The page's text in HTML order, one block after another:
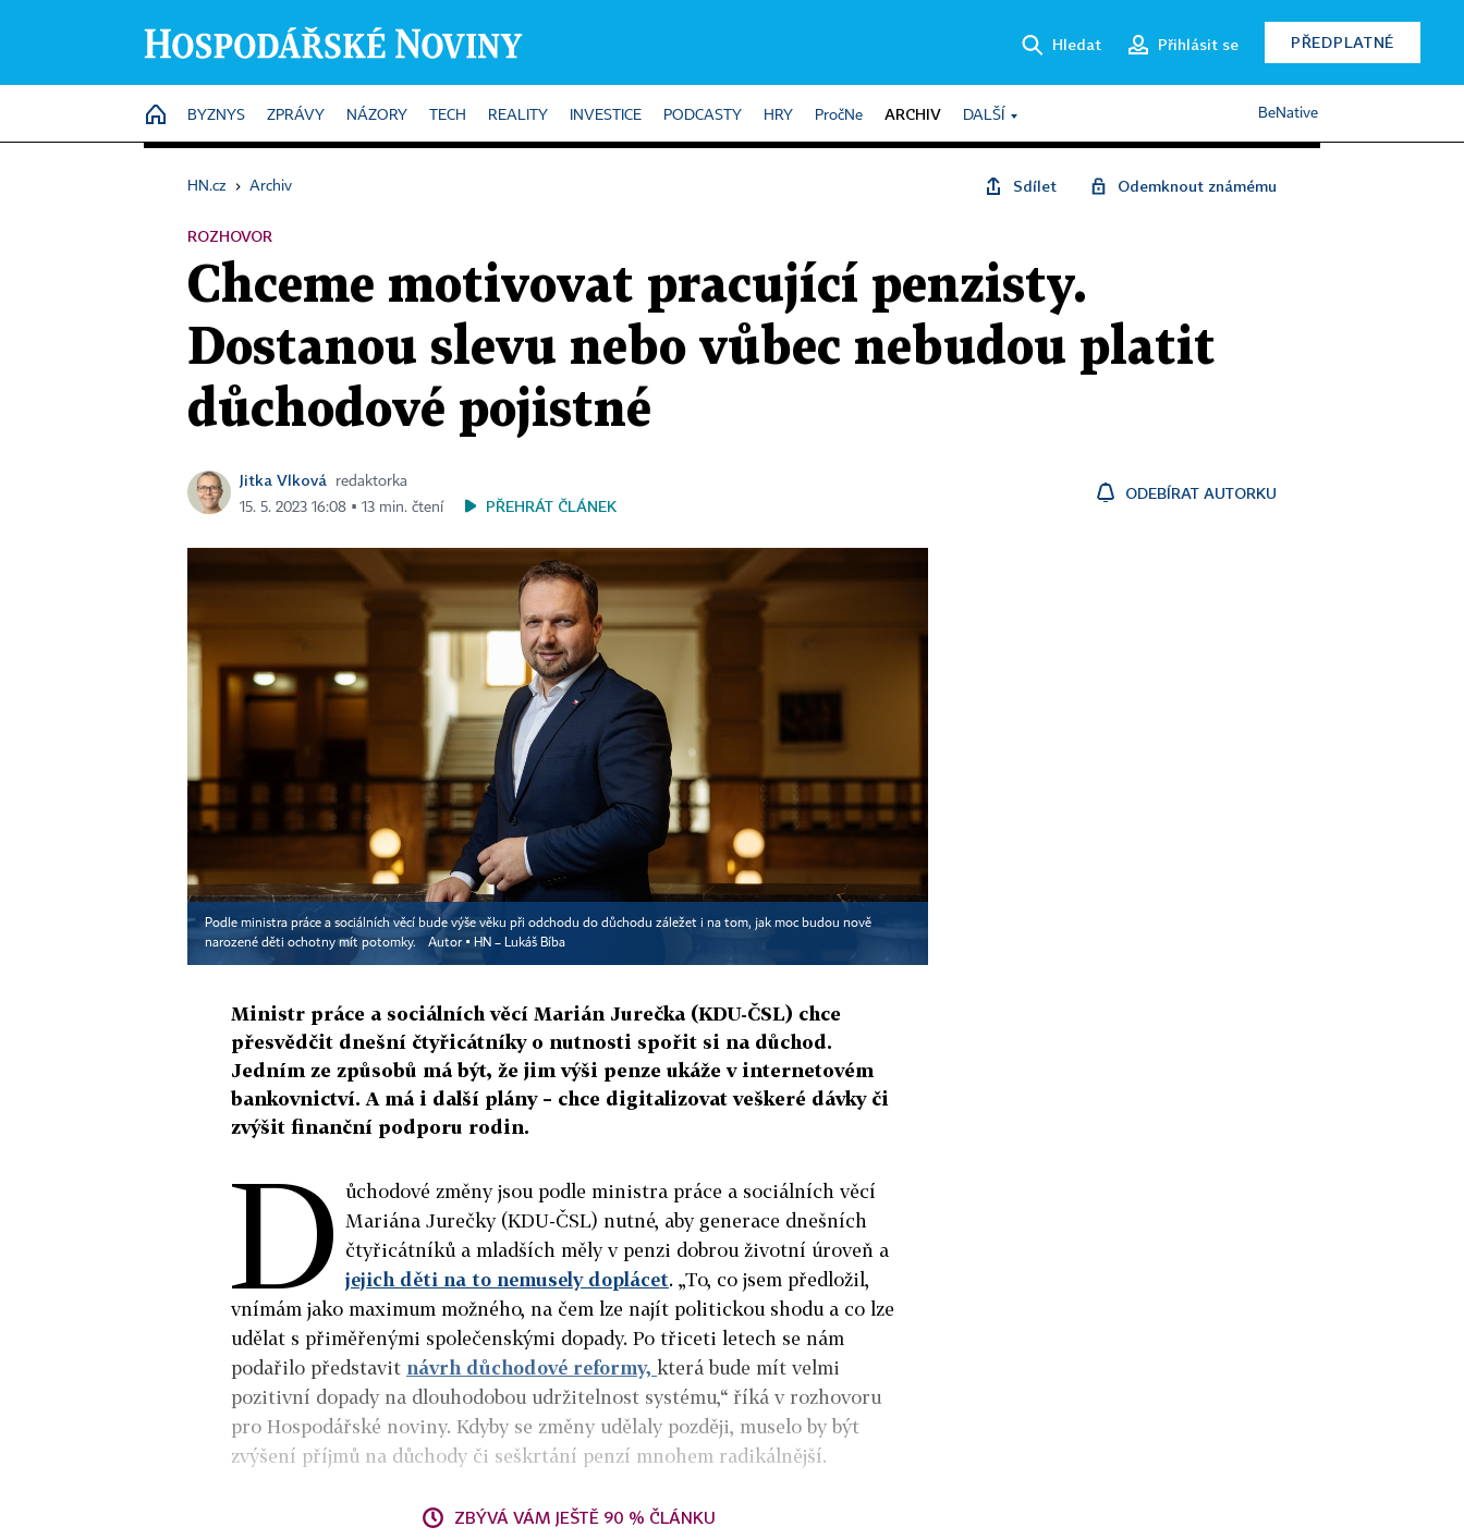
Hledat Přihlásit se PŘEDPLATNÉ
HOME
BYZNYS ZPRÁVY NÁZORY TECH REALITY INVESTICE PODCASTY HRY PročNe ARCHIV DALŠÍ BeNative
HN.cz › Archiv Sdílet Odemknout známému
ROZHOVOR
Chceme motivovat pracující penzisty.
Dostanou slevu nebo vůbec nebudou platit
důchodové pojistné
Jitka Vlková
redaktorka
15. 5. 2023 16:08 ▪ 13 min. čtení
PŘEHRÁT ČLÁNEK
ODEBÍRAT AUTORKU
Podle ministra práce a sociálních věcí bude výše věku při odchodu do důchodu záležet i na tom, jak moc budou nově
narozené děti ochotny mít potomky.
Autor ▪ HN – Lukáš Bíba
Ministr práce a sociálních věcí Marián Jurečka (KDU-ČSL) chce
přesvědčit dnešní čtyřicátníky o nutnosti spořit si na důchod.
Jedním ze způsobů má být, že jim výši penze ukáže v internetovém
bankovnictví. A má i další plány – chce digitalizovat veškeré dávky či
zvýšit finanční podporu rodin.
D ůchodové změny jsou podle ministra práce a sociálních věcí
Mariána Jurečky (KDU-ČSL) nutné, aby generace dnešních
čtyřicátníků a mladších měly v penzi dobrou životní úroveň a
jejich děti na to nemusely doplácet. „To, co jsem předložil,
vnímám jako maximum možného, na čem lze najít politickou shodu a co lze
udělat s přiměřenými společenskými dopady. Po třiceti letech se nám
podařilo představit návrh důchodové reformy, která bude mít velmi
pozitivní dopady na dlouhodobou udržitelnost systému,“ říká v rozhovoru
pro Hospodářské noviny. Kdyby se změny udělaly později, muselo by být
zvýšení příjmů na důchody či seškrtání penzí mnohem radikálnější.
ZBÝVÁ VÁM JEŠTĚ 90 % ČLÁNKU